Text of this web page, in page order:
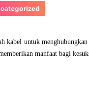
kabel untuk
manfaat bagi